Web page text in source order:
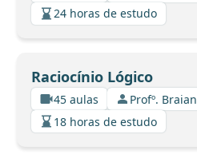
24 horas de estudo
Raciocínio Lógico
45 aulas
Profº.
18 horas de estudo